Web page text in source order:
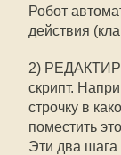
Робот
действия
2)
скрипт.
строчку в
поместить
Эти два шага